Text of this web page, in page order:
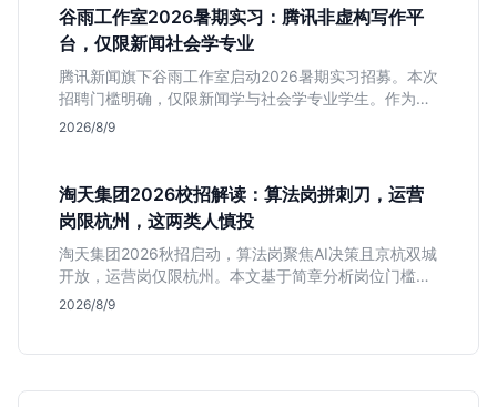
谷雨工作室2026暑期实习：腾讯非虚构写作平
台，仅限新闻社会学专业
腾讯新闻旗下谷雨工作室启动2026暑期实习招募。本次
招聘门槛明确，仅限新闻学与社会学专业学生。作为深
耕非虚构写作的头部团队，该岗位提供独立发稿机会与
2026/8/9
淘天集团2026校招解读：算法岗拼刺刀，运营
岗限杭州，这两类人慎投
淘天集团2026秋招启动，算法岗聚焦AI决策且京杭双城
开放，运营岗仅限杭州。本文基于简章分析岗位门槛、
薪资行情及适合人群，帮应届生判断是否值得投递。
2026/8/9